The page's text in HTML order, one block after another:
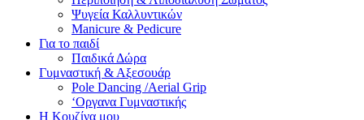
Ψυγεία Καλλυντικών
Manicure & Pedicure
Για το παιδί
Παιδικά Δώρα
Γυμναστική & Αξεσουάρ
Pole Dancing /Aerial Grip
‘Οργανα Γυμναστικής
Η Κουζίνα μου